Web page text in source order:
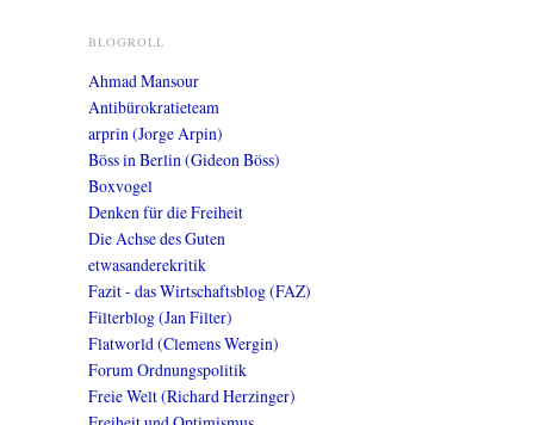
BLOGROLL
Ahmad Mansour
Antibürokratieteam
arprin (Jorge Arpin)
Böss in Berlin (Gideon Böss)
Boxvogel
Denken für die Freiheit
Die Achse des Guten
etwasanderekritik
Fazit - das Wirtschaftsblog (FAZ)
Filterblog (Jan Filter)
Flatworld (Clemens Wergin)
Forum Ordnungspolitik
Freie Welt (Richard Herzinger)